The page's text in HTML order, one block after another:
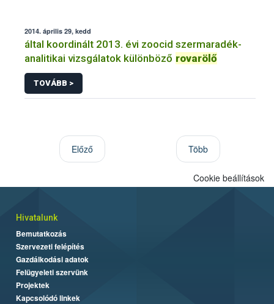
2014. április 29, kedd
által koordinált 2013. évi zoocid szermaradék-
analitikai vizsgálatok különböző rovarölő
TOVÁBB >
Előző Több
Cookie beállítások
Hivatalunk
Bemutatkozás
Szervezeti felépítés
Gazdálkodási adatok
Felügyeleti szervünk
Projektek
Kapcsolódó linkek